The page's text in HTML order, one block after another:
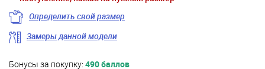
Определить свой размер
Замеры данной модели
Бонусы за покупку: 490 баллов